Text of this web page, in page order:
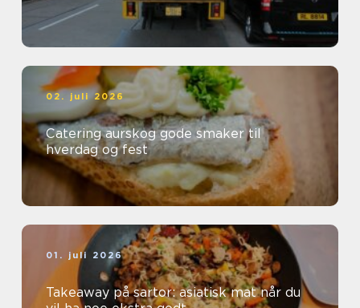
02. juli 2026
Catering aurskog gode smaker til
hverdag og fest
01. juli 2026
Takeaway på sartor: asiatisk mat når du